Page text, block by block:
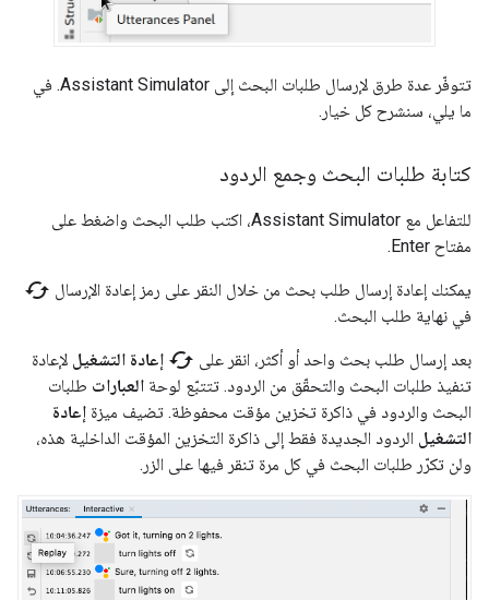
تتوفّر عدة طرق لإرسال طلبات البحث إلى Assistant Simulator. في
ما يلي، سنشرح كل خيار.
كتابة طلبات البحث وجمع الردود
للتفاعل مع Assistant Simulator، اكتب طلب البحث واضغط على
مفتاح Enter.
يمكنك إعادة إرسال طلب بحث من خلال النقر على رمز إعادة الإرسال cached
في نهاية طلب البحث.
بعد إرسال طلب بحث واحد أو أكثر، انقر على cached إعادة التشغيل لإعادة
تنفيذ طلبات البحث والتحقّق من الردود. تتتبّع لوحة العبارات طلبات
البحث والردود في ذاكرة تخزين مؤقت محفوظة. تضيف ميزة إعادة
التشغيل الردود الجديدة فقط إلى ذاكرة التخزين المؤقت الداخلية هذه،
ولن تكرّر طلبات البحث في كل مرة تنقر فيها على الزر.